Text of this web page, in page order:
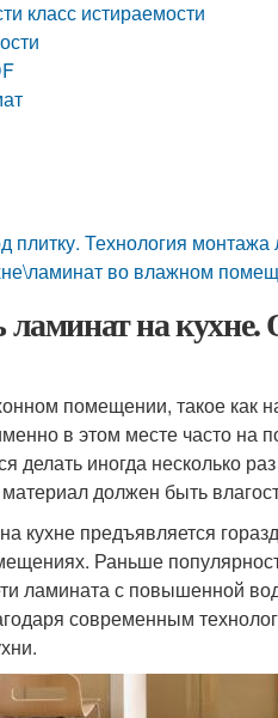
класс истираемости
плитку. Технология монтажа
во влажном
на кухне.
помещении, такое
в этом месте часто на
делать иногда несколько
должен быть
кухне предъявляется
Раньше
ламината с повышенной
современным